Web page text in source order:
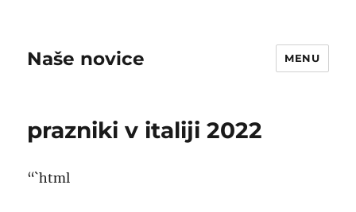
Naše novice MENU
prazniki v italiji 2022
“`html